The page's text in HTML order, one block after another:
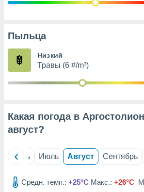
рекламы
Пыльца
Низкий
Травы (6 #/m³)
Какая погода в
август?
Июнь Июль Август Сентябрь
Средн. темп.: +25°C Макс.: +26°C